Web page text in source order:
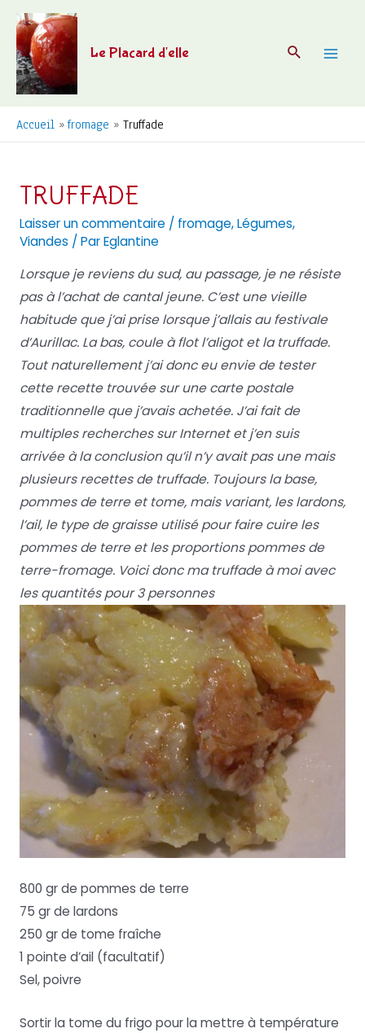
Aller
contenu
Le Placard d'elle
Accueil fromage Truffade
TRUFFADE
Laisser un commentaire / fromage,Légumes,
Viandes / ParEglantine
Lorsque je reviens du sud, au passage, je ne résiste
pas à l’achat de cantal jeune. C’est une vieille
habitude que j’ai prise lorsque j’allais au festivale
d’Aurillac. La bas, coule à flot l’aligot et la truffade.
Tout naturellement j’ai donc eu envie de tester
cette recette trouvée sur une carte postale
traditionnelle que j’avais achetée. J’ai fait de
multiples recherches sur Internet et j’en suis
arrivée à la conclusion qu’il n’y avait pas une mais
plusieurs recettes de truffade. Toujours la base,
pommes de terre et tome, mais variant, les lardons,
l’ail, le type de graisse utilisé pour faire cuire les
pommes de terre et les proportions pommes de
terre-fromage. Voici donc ma truffade à moi avec
les quantités pour 3 personnes
800 gr de pommes de terre
75 gr de lardons
250 gr de tome fraîche
1 pointe d’ail (facultatif)
Sel, poivre
Sortir la tome du frigo pour la mettre à température